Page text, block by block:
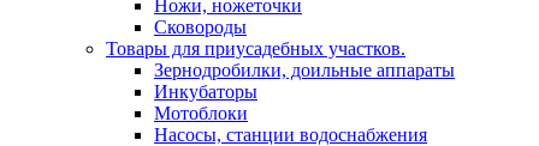
Ножи, ножеточки
Сковороды
Товары для приусадебных участков.
Зернодробилки, доильные аппараты
Инкубаторы
Мотоблоки
Насосы, станции водоснабжения